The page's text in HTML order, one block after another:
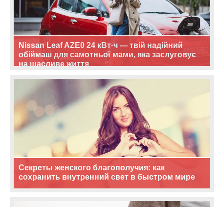
Nissan Leaf AZE0 24 кВт·ч — твій надійний
обіймаш для самотньої мами, яка заслуговує
на щасливе життя
Секреты женского благополучия: как
сохранить внутренний свет в быстром мире